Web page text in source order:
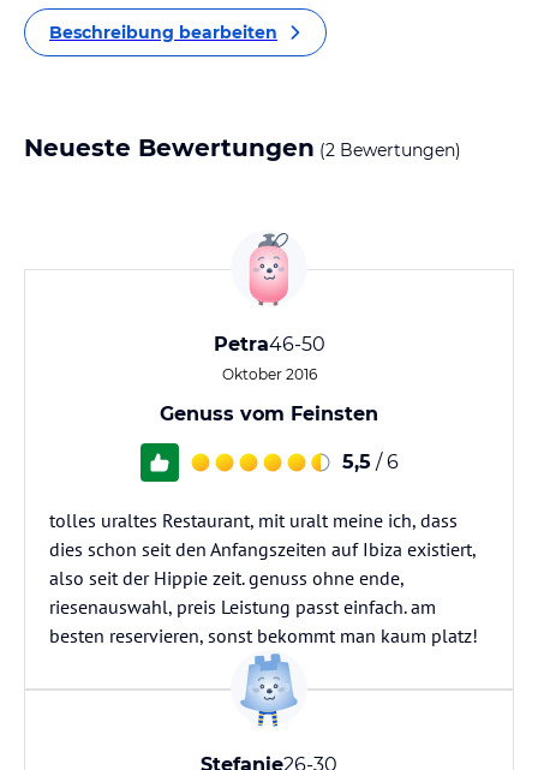
Beschreibung bearbeiten
Neueste Bewertungen (2 Bewertungen)
Petra46-50
Oktober 2016
Genuss vom Feinsten
5,5 / 6
tolles uraltes Restaurant, mit uralt meine ich, dass
dies schon seit den Anfangszeiten auf Ibiza existiert,
also seit der Hippie zeit. genuss ohne ende,
riesenauswahl, preis Leistung passt einfach. am
besten reservieren, sonst bekommt man kaum platz!
Stefanie26-30